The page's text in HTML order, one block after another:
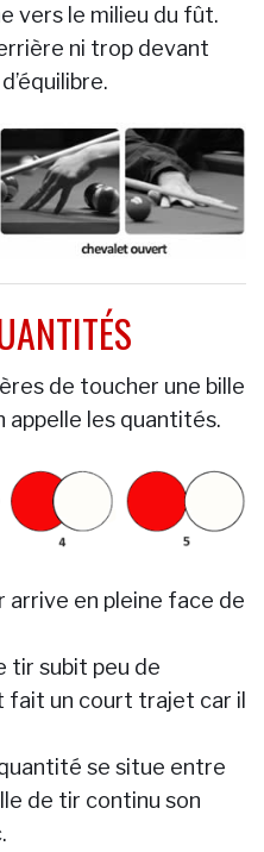
vers le milieu du fût.
ni trop devant
de toucher une bille
appelle les quantités.
arrive en pleine face de
tir subit peu de
fait un court trajet car il
se situe entre
de tir continu son